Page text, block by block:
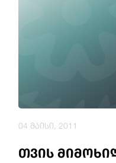
თვის
04 მაისი, 2011